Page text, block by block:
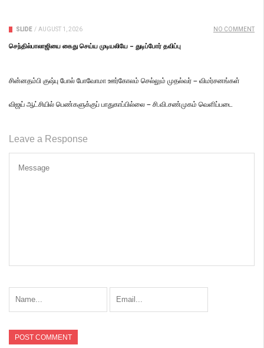
SLIDE / AUGUST 1, 2026 NO COMMENT
செந்தில்பாலாஜியை கைது செய்ய முடியலியே – துடிப்போர் தவிப்பு
சின்னதம்பி குஷ்பு போல் போவோமா ஊர்கோலம் செல்லும் முதல்வர் – விமர்சனங்கள்
விஜய் ஆட்சியில் பெண்களுக்குப் பாதுகாப்பில்லை – சி.வி.சண்முகம் வெளிப்படை
Leave a Response